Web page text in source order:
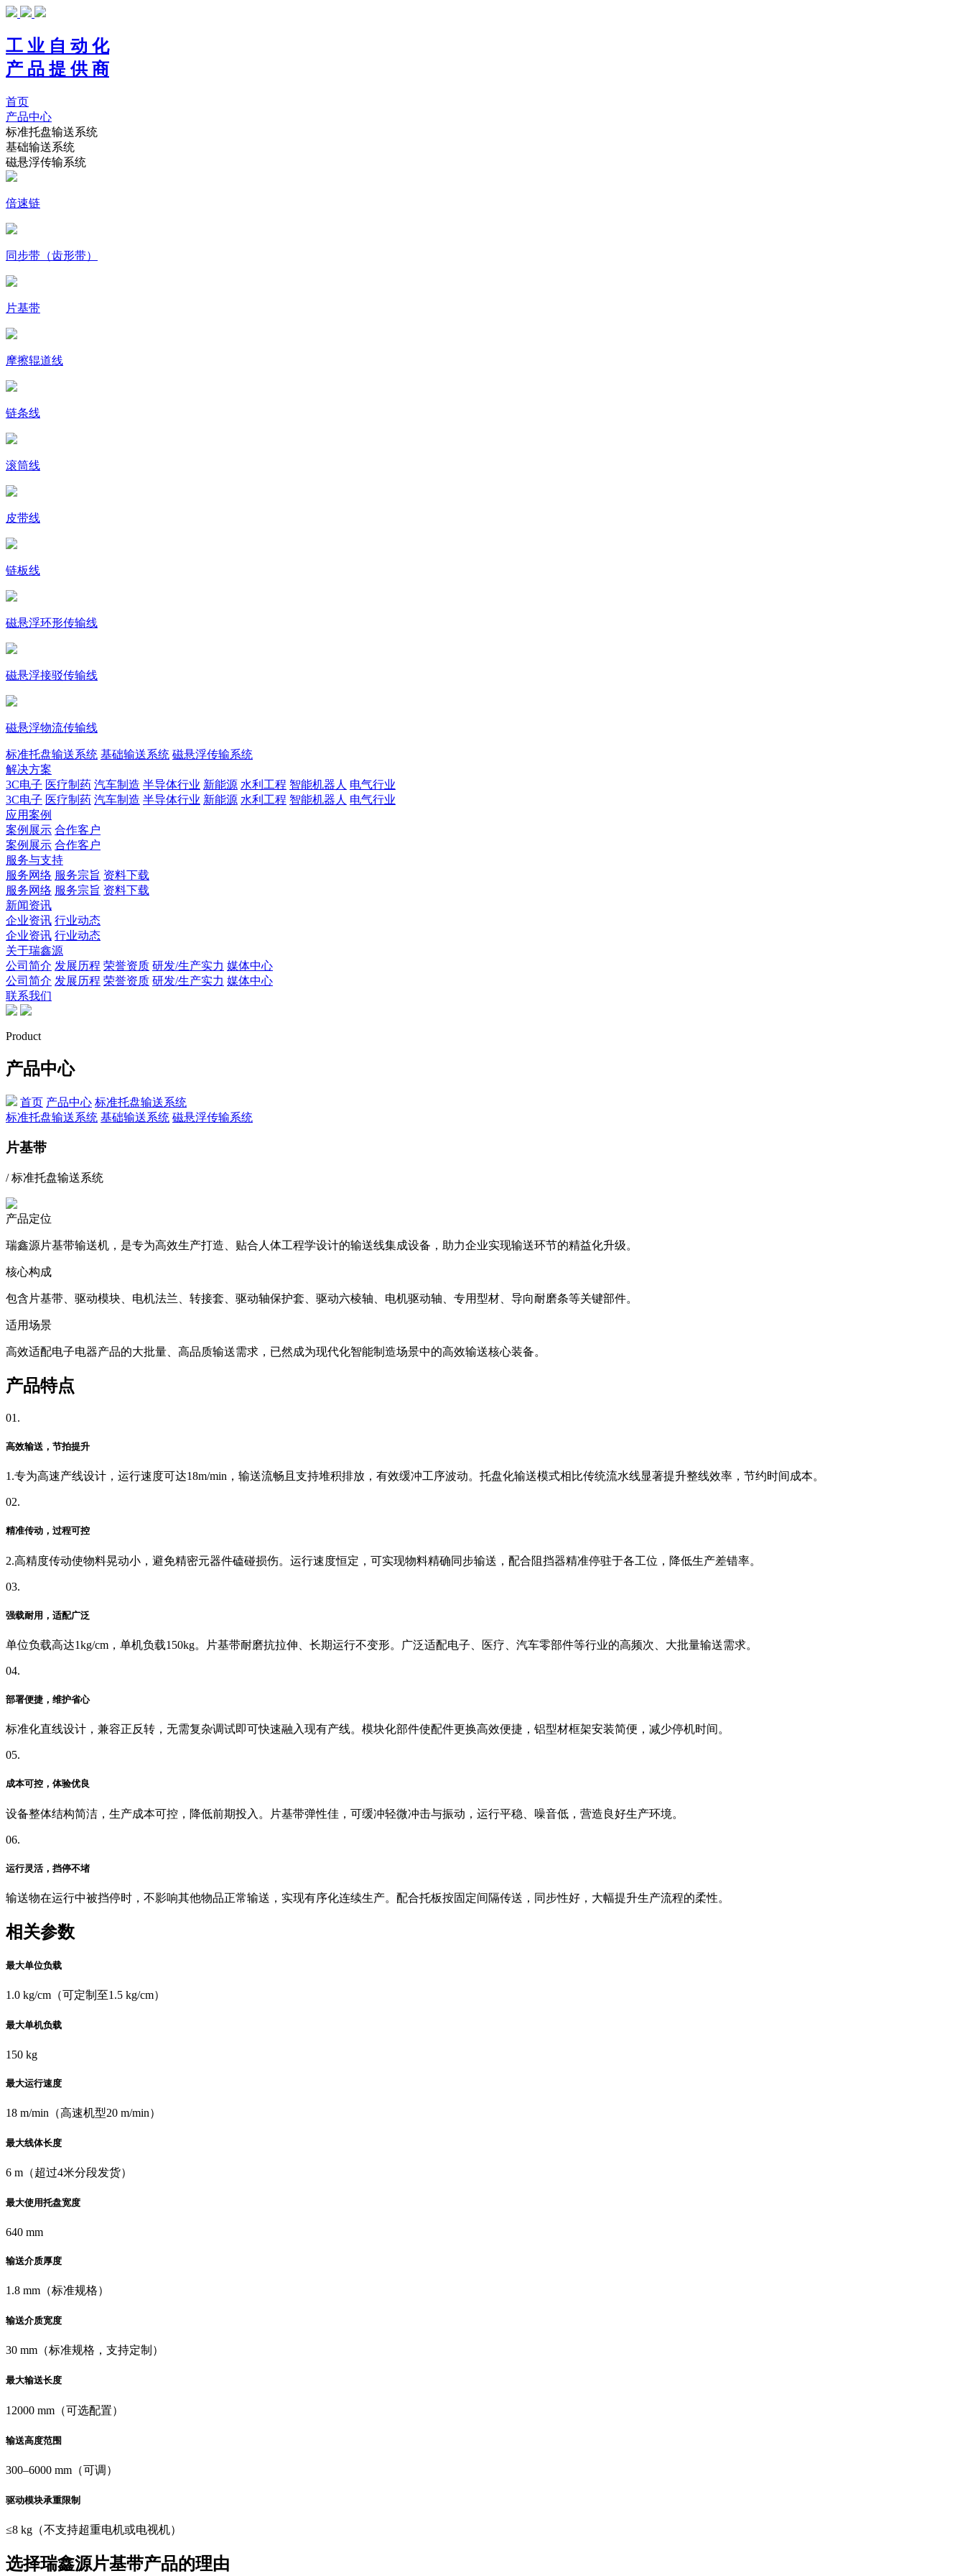
工 业 自 动 化
产 品 提 供 商
首页
产品中心
标准托盘输送系统
基础输送系统
磁悬浮传输系统
倍速链
同步带（齿形带）
片基带
摩擦辊道线
链条线
滚筒线
皮带线
链板线
磁悬浮环形传输线
磁悬浮接驳传输线
磁悬浮物流传输线
标准托盘输送系统 基础输送系统 磁悬浮传输系统
解决方案
3C电子 医疗制药 汽车制造 半导体行业 新能源 水利工程 智能机器人 电气行业
3C电子 医疗制药 汽车制造 半导体行业 新能源 水利工程 智能机器人 电气行业
应用案例
案例展示 合作客户
案例展示 合作客户
服务与支持
服务网络 服务宗旨 资料下载
服务网络 服务宗旨 资料下载
新闻资讯
企业资讯 行业动态
企业资讯 行业动态
关于瑞鑫源
公司简介 发展历程 荣誉资质 研发/生产实力 媒体中心
公司简介 发展历程 荣誉资质 研发/生产实力 媒体中心
联系我们
Product
产品中心
首页 产品中心 标准托盘输送系统
标准托盘输送系统 基础输送系统 磁悬浮传输系统
片基带
/ 标准托盘输送系统
产品定位
瑞鑫源片基带输送机，是专为高效生产打造、贴合人体工程学设计的输送线集成设备，助力企业实现输送环节的精益化升级。
核心构成
包含片基带、驱动模块、电机法兰、转接套、驱动轴保护套、驱动六棱轴、电机驱动轴、专用型材、导向耐磨条等关键部件。
适用场景
高效适配电子电器产品的大批量、高品质输送需求，已然成为现代化智能制造场景中的高效输送核心装备。
产品特点
01.
高效输送，节拍提升
1.专为高速产线设计，运行速度可达18m/min，输送流畅且支持堆积排放，有效缓冲工序波动。托盘化输送模式相比传统流水线显著提升整线效率，节约时间成本。
02.
精准传动，过程可控
2.高精度传动使物料晃动小，避免精密元器件磕碰损伤。运行速度恒定，可实现物料精确同步输送，配合阻挡器精准停驻于各工位，降低生产差错率。
03.
强载耐用，适配广泛
单位负载高达1kg/cm，单机负载150kg。片基带耐磨抗拉伸、长期运行不变形。广泛适配电子、医疗、汽车零部件等行业的高频次、大批量输送需求。
04.
部署便捷，维护省心
标准化直线设计，兼容正反转，无需复杂调试即可快速融入现有产线。模块化部件使配件更换高效便捷，铝型材框架安装简便，减少停机时间。
05.
成本可控，体验优良
设备整体结构简洁，生产成本可控，降低前期投入。片基带弹性佳，可缓冲轻微冲击与振动，运行平稳、噪音低，营造良好生产环境。
06.
运行灵活，挡停不堵
输送物在运行中被挡停时，不影响其他物品正常输送，实现有序化连续生产。配合托板按固定间隔传送，同步性好，大幅提升生产流程的柔性。
相关参数
最大单位负载
1.0 kg/cm（可定制至1.5 kg/cm）
最大单机负载
150 kg
最大运行速度
18 m/min（高速机型20 m/min）
最大线体长度
6 m（超过4米分段发货）
最大使用托盘宽度
640 mm
输送介质厚度
1.8 mm（标准规格）
输送介质宽度
30 mm（标准规格，支持定制）
最大输送长度
12000 mm（可选配置）
输送高度范围
300–6000 mm（可调）
驱动模块承重限制
≤8 kg（不支持超重电机或电视机）
选择瑞鑫源片基带产品的理由